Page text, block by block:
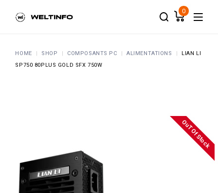
content
0
HOME SHOP COMPOSANTS PC ALIMENTATIONS
LIAN LI
SP750 80PLUS GOLD SFX 750W
OuT Of Stock